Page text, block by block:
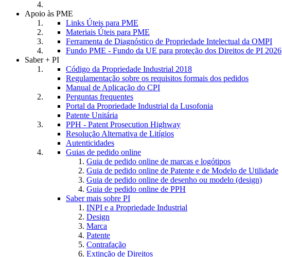
Apoio às PME
Links Úteis para PME
Materiais Úteis para PME
Ferramenta de Diagnóstico de Propriedade Intelectual da OMPI
Fundo PME - Fundo da UE para proteção dos Direitos de PI 2026
Saber + PI
Código da Propriedade Industrial 2018
Regulamentação sobre os requisitos formais dos pedidos
Manual de Aplicação do CPI
Perguntas frequentes
Portal da Propriedade Industrial da Lusofonia
Patente Unitária
PPH - Patent Prosecution Highway
Resolução Alternativa de Litígios
Autenticidades
Guias de pedido online
Guia de pedido online de marcas e logótipos
Guia de pedido online de Patente e de Modelo de Utilidade
Guia de pedido online de desenho ou modelo (design)
Guia de pedido online de PPH
Saber mais sobre PI
INPI e a Propriedade Industrial
Design
Marca
Patente
Contrafação
Extinção de Direitos